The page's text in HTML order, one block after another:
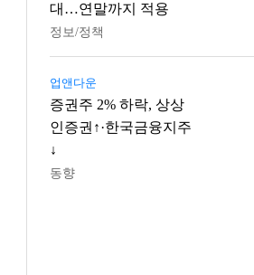
대…연말까지 적용
정보/정책
업앤다운
증권주 2% 하락, 상상
인증권↑·한국금융지주
↓
동향